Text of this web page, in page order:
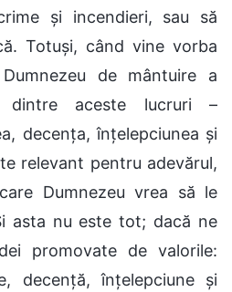
și incendieri, sau să
Totuși, când vine vorba
de mântuire a
dintre aceste lucruri –
decența, înțelepciunea și
relevant pentru adevărul,
Dumnezeu vrea să le
asta nu este tot; dacă ne
promovate de valorile:
decență, înțelepciune și